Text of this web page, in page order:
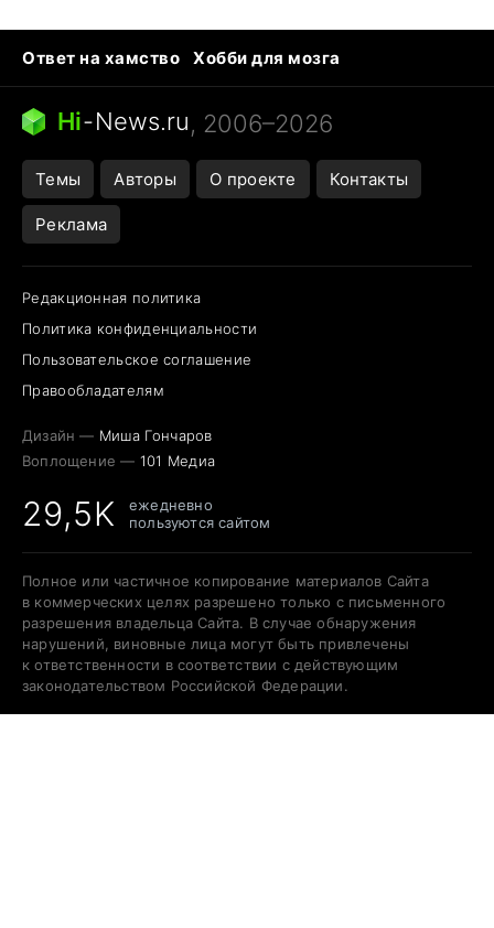
Ответ на хамство
Хобби для мозга
Бензин 100 и 95
Тунцы в океанариуме
Следующая пандемия
Hi-News.ru, 2006–2026
Темы Авторы О проекте Контакты
Реклама
Редакционная политика
Политика конфиденциальности
Пользовательское соглашение
Правообладателям
Дизайн — Миша Гончаров
Воплощение — 101 Медиа
29,5K
ежедневно
пользуются сайтом
Полное или частичное копирование материалов Сайта
в коммерческих целях разрешено только с письменного
разрешения владельца Сайта. В случае обнаружения
нарушений, виновные лица могут быть привлечены
к ответственности в соответствии с действующим
законодательством Российской Федерации.